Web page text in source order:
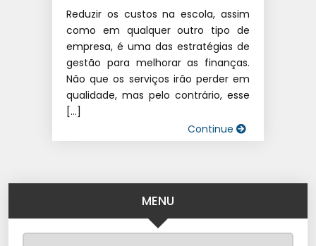
Reduzir os custos na escola, assim
como em qualquer outro tipo de
empresa, é uma das estratégias de
gestão para melhorar as finanças.
Não que os serviços irão perder em
qualidade, mas pelo contrário, esse
[…]
Continue
MENU